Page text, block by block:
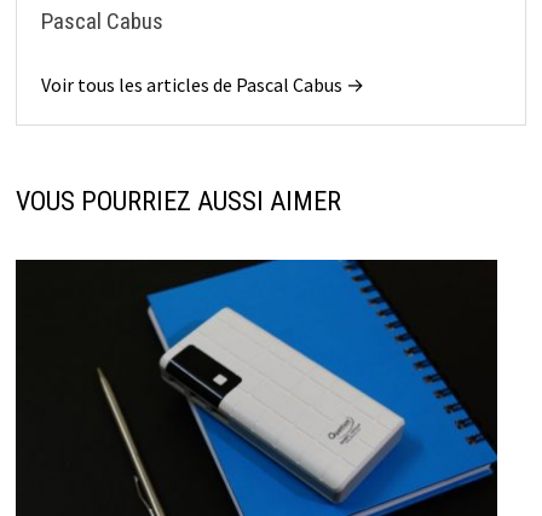
Pascal Cabus
Voir tous les articles de Pascal Cabus →
VOUS POURRIEZ AUSSI AIMER